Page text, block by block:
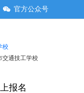
官方公众号
校
交通技工学校
报名